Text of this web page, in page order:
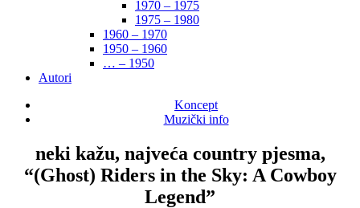
1970 – 1975
1975 – 1980
1960 – 1970
1950 – 1960
… – 1950
Autori
Koncept
Muzički info
neki kažu, najveća country pjesma,
“(Ghost) Riders in the Sky: A Cowboy
Legend”